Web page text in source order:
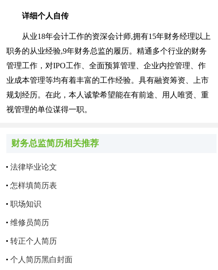
详细个人自传
从业18年会计工作的资深会计师,拥有15年财务经理以上
职务的从业经验,9年财务总监的履历。精通多个行业的财务
管理工作，对IPO工作、全面预算管理、企业内控管理、作
业成本管理等均有着丰富的工作经验。具有融资筹资、上市
规划经历。在此，本人诚挚希望能在有前途、用人唯贤、重
视管理的单位谋得一职。
财务总监简历相关推荐
法律毕业论文
怎样填简历表
职场知识
维修员简历
转正个人简历
个人简历黑白封面